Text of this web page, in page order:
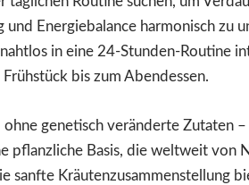
und Energiebalance harmonisch zu
nahtlos in eine 24-Stunden-Routine
bis zum Abendessen.
ohne genetisch veränderte Zutaten –
pflanzliche Basis, die weltweit von
sanfte Kräutenzusammenstellung